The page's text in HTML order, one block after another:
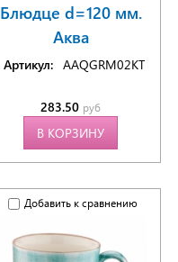
Блюдце d=120 мм.
Аква
Артикул: AAQGRM02KT
283.50 руб
В КОРЗИНУ
Добавить к сравнению